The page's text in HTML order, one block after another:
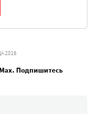
2016
Подпишитесь